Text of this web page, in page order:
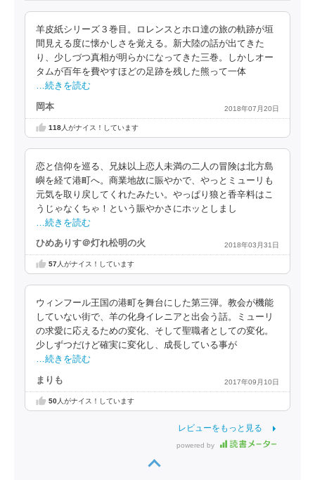
羊皮紙シリーズ３巻目。ロレンスとホロ達の旅の軌跡が垣
間見える度に懐かしさを覚える。新大陸の話が出てきた
り、少しづつ真相が明らかになってきた三巻。しかしオー
タムが百年を費やすほどの足跡を残した熊って一体
…続きを読む
岡本 2018年07月20日
118人がナイス！しています
恋と信仰を巡る、兄妹以上恋人未満の二人の冒険は北方島
嶼を経て港町へ。商業地故に賑やかで、やっとミューリも
元気を取り戻してくれたみたい。やっぱり狼と香辛料はこ
うじゃなくちゃ！という賑やかさにホッとしまし
…続きを読む
ひめありす＠灯れ松明の火 2018年03月31日
57人がナイス！しています
ウィンフール王国の港町を舞台にした第三弾。教会が機能
していない街で、羊の化身イレニアと出会う話。ミューリ
の求愛に応えるための変化、そして聖職者としての変化。
少しずつだけど確実に変化し、成長している事が
…続きを読む
まりも 2017年09月10日
50人がナイス！しています
レビューをもっと見る
powered by